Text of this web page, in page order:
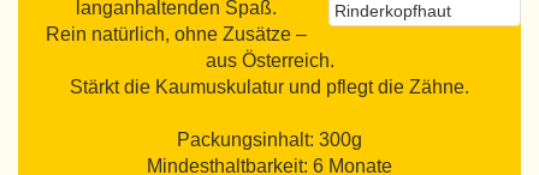
Rinderkopfhaut
langanhaltenden Spaß.
Rein natürlich, ohne Zusätze –
aus Österreich.
Stärkt die Kaumuskulatur und pflegt die Zähne.
Packungsinhalt: 300g
Mindesthaltbarkeit: 6 Monate